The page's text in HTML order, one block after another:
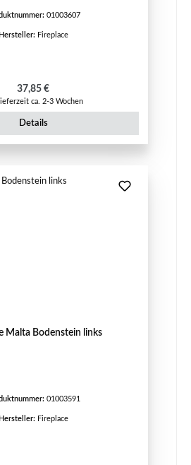
01003607
Hersteller: Fireplace
Regulärer Preis:
37,85 €
ca. 2-3 Wochen
Details
Malta Bodenstein links
01003591
Hersteller: Fireplace